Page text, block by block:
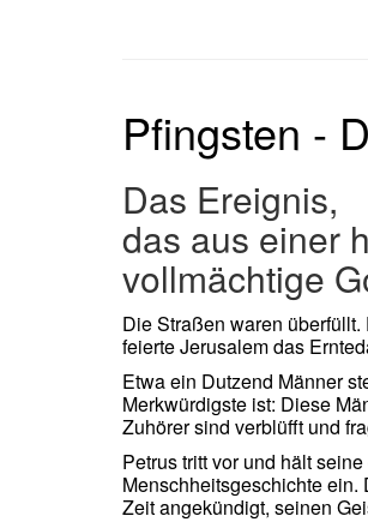
Pfingsten -
Das Ereignis,
das aus einer
vollmächtige
Die Straßen waren
feierte Jerusalem das
Etwa ein Dutzend Männer
Merkwürdigste ist: Diese
Zuhörer sind verblüfft und
Petrus tritt vor und hält
Menschheitsgeschichte ein.
Zeit angekündigt, seinen